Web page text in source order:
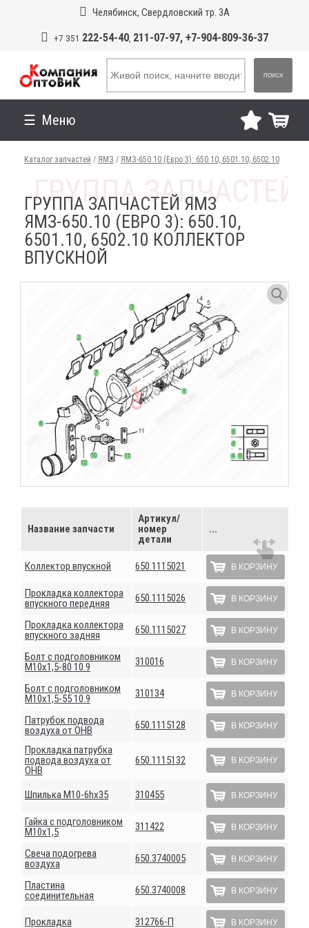
Челябинск, Свердловский тр. 3А
+7 351 222-54-40, 211-07-97, +7-904-809-36-37
ПОИСК
Меню
Каталог запчастей / ЯМЗ / ЯМЗ-650.10 (Евро 3): 650.10, 6501.10, 6502.10
ГРУППА ЗАПЧАСТЕЙ ЯМЗ
ЯМЗ-650.10 (ЕВРО 3): 650.10,
6501.10, 6502.10 КОЛЛЕКТОР
ВПУСКНОЙ
Название запчасти
Артикул/
номер
детали
...
Коллектор впускной 650.1115021 В КОРЗИНУ
Прокладка коллектора
впускного передняя
650.1115026 В КОРЗИНУ
Прокладка коллектора
впускного задняя
650.1115027 В КОРЗИНУ
Болт с подголовником
М10х1,5-80 10.9
310016 В КОРЗИНУ
Болт с подголовником
М10х1,5-55 10.9
310134 В КОРЗИНУ
Патрубок подвода
воздуха от ОНВ
650.1115128 В КОРЗИНУ
Прокладка патрубка
подвода воздуха от
ОНВ
650.1115132 В КОРЗИНУ
Шпилька М10-6hх35 310455 В КОРЗИНУ
Гайка с подголовником
М10х1,5
311422 В КОРЗИНУ
Свеча подогрева
воздуха
650.3740005 В КОРЗИНУ
Пластина
соединительная
650.3740008 В КОРЗИНУ
Прокладка 312766-П В КОРЗИНУ